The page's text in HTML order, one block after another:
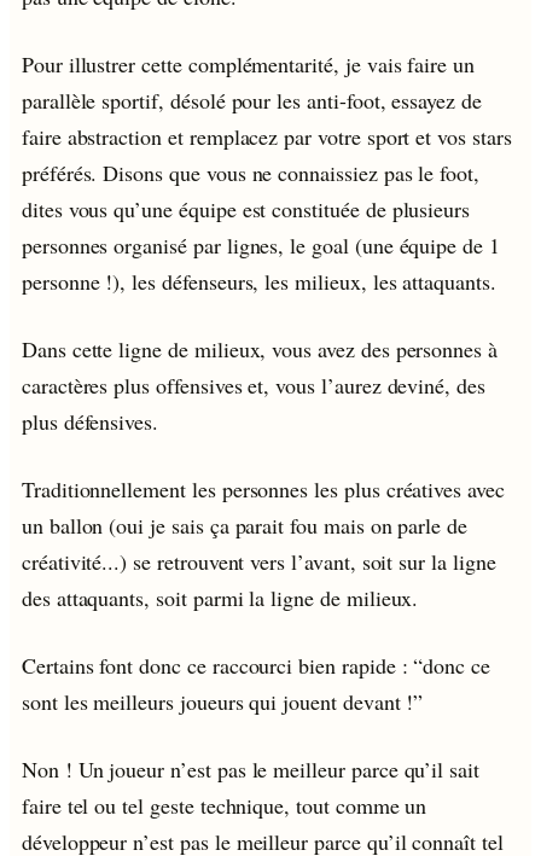
Pour illustrer cette complémentarité, je vais faire un
parallèle sportif, désolé pour les anti-foot, essayez de
faire abstraction et remplacez par votre sport et vos stars
préférés. Disons que vous ne connaissiez pas le foot,
dites vous qu’une équipe est constituée de plusieurs
personnes organisé par lignes, le goal (une équipe de 1
personne !), les défenseurs, les milieux, les attaquants.
Dans cette ligne de milieux, vous avez des personnes à
caractères plus offensives et, vous l’aurez deviné, des
plus défensives.
Traditionnellement les personnes les plus créatives avec
un ballon (oui je sais ça parait fou mais on parle de
créativité...) se retrouvent vers l’avant, soit sur la ligne
des attaquants, soit parmi la ligne de milieux.
Certains font donc ce raccourci bien rapide : “donc ce
sont les meilleurs joueurs qui jouent devant !”
Non ! Un joueur n’est pas le meilleur parce qu’il sait
faire tel ou tel geste technique, tout comme un
développeur n’est pas le meilleur parce qu’il connaît tel